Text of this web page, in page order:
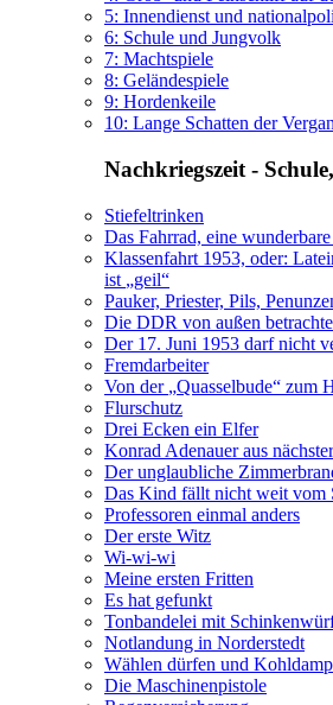
5: Innendienst und
6: Schule und Jungvolk
7: Machtspiele
8: Geländespiele
9: Hordenkeile
10: Lange Schatten der
Nachkriegszeit -
Stiefeltrinken
Das Fahrrad, eine
Klassenfahrt 1953, oder:
ist
geil
Pauker, Priester, Pils,
Die DDR von außen
Der 17. Juni 1953 darf nicht
Fremdarbeiter
Von der Quasselbude
zum
Flurschutz
Drei Ecken ein Elfer
Konrad Adenauer aus
Der unglaubliche
Das Kind fällt nicht weit vom
Professoren einmal anders
Der erste Witz
Wi-wi-wi
Meine ersten Fritten
Es hat gefunkt
Tonbandelei mit
Notlandung in Norderstedt
Wählen dürfen und
Die Maschinenpistole